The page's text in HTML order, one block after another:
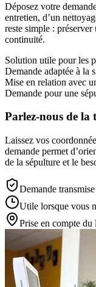
Déposez votre
entretien, d’un
reste simple :
continuité.
Solution utile pour les
Demande adaptée à la
Mise en relation avec
Demande pour une
Parlez-nous de la
Laissez vos
demande permet
de la sépulture et le
Demande
Utile lorsque vous
Prise en compte du